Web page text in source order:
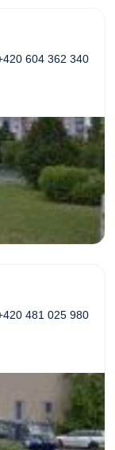
604 362 340
481 025 980